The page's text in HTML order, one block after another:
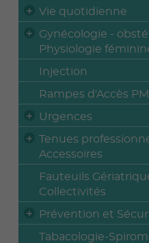
Vie quotidienne
Gynécologie -
Physiologie
Injection
Rampes d'Accès
Urgences
Tenues
Accessoires
Fauteuils
Collectivités
Prévention et
Tabacologie-